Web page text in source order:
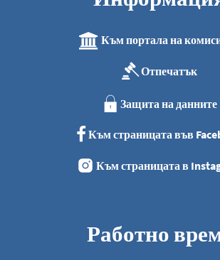
Към портала на
Отпечатък
Защита на данните
Към страницата във
Към страницата в
Работно